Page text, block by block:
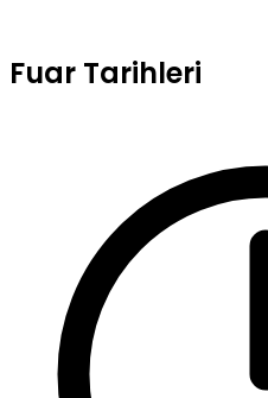
Fuar Tarihleri